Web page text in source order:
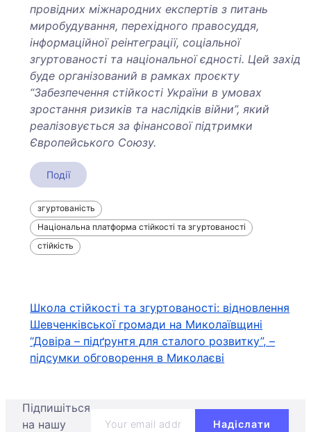
провідних міжнародних експертів з питань
миробудування, перехідного правосуддя,
інформаційної реінтеграції, соціальної
згуртованості та національної єдності. Цей захід
буде організований в рамках проєкту
“Забезпечення стійкості України в умовах
зростання ризиків та наслідків війни”, який
реалізовується за фінансової підтримки
Європейського Союзу.
Події
згуртованість
Національна платформа стійкості та згуртованості
стійкість
Навігація
записів
Школа стійкості та згуртованості: відновлення
Шевченківської громади на Миколаївщині
“Довіра – підґрунтя для сталого розвитку”, –
підсумки обговорення в Миколаєві
Підпишіться
на нашу